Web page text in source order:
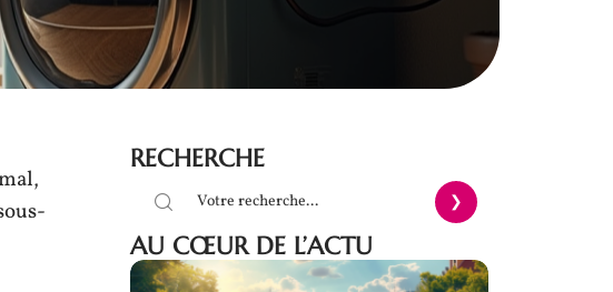
RECHERCHE
AU CŒUR DE L’ACTU